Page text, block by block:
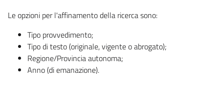
Le opzioni per l'affinamento della ricerca sono:
Tipo provvedimento;
Tipo di testo (originale, vigente o abrogato);
Regione/Provincia autonoma;
Anno (di emanazione).